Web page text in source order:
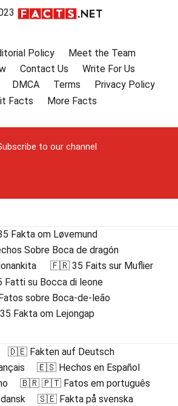
Policy
Meet the Team
Contact Us
Write For Us
DMCA Terms
Privacy Policy
Facts
More Facts
to our channel
Fakta om Løvemund
Sobre Boca de dragón
🇫🇷 35 Faits sur Muflier
su Bocca di leone
sobre Boca-de-leão
Fakta om Lejongap
🇩🇪 Fakten auf Deutsch
🇪🇸 Hechos en Español
🇧🇷 🇵🇹 Fatos em português
🇸🇪 Fakta på svenska